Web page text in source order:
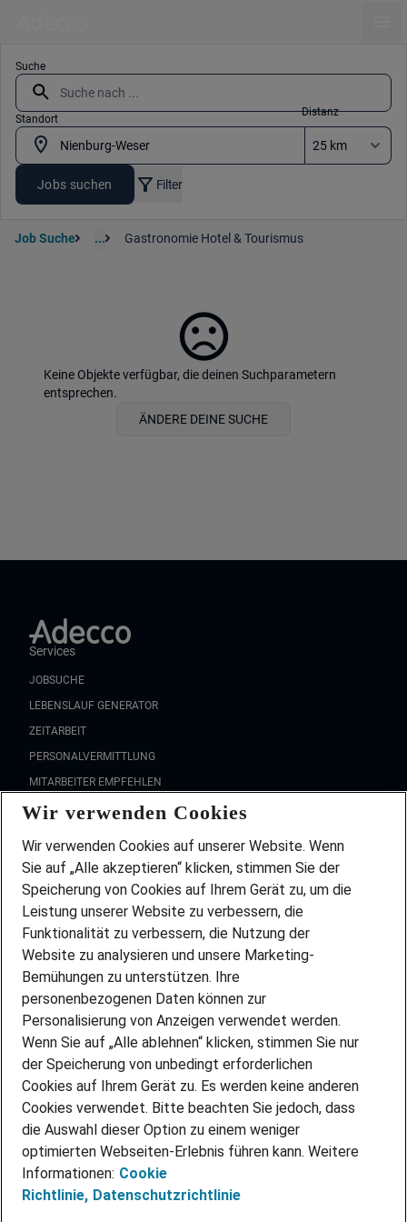
Suche
Standort
Distanz
Jobs suchen Filter
Job Suche ... Gastronomie Hotel & Tourismus
Keine Objekte verfügbar, die deinen Suchparametern
entsprechen.
ÄNDERE DEINE SUCHE
Services
JOBSUCHE
LEBENSLAUF GENERATOR
ZEITARBEIT
PERSONALVERMITTLUNG
MITARBEITER EMPFEHLEN
FAQ
Wir stellen ein!
DEINE BERUFSGRUPPE
DEINE LEBENSSITUATION
PARTNERSHIP WITH AIRBUS
INITIATIV BEWERBEN
ÜBER UNS
STANDORTE
BLOG
PRESSE
KONTAKT
@Adecco 2026
IMPRESSUM
DATENSCHUTZ
Wir verwenden Cookies
Wir verwenden Cookies auf unserer Website. Wenn
Sie auf „Alle akzeptieren“ klicken, stimmen Sie der
Speicherung von Cookies auf Ihrem Gerät zu, um die
Leistung unserer Website zu verbessern, die
Funktionalität zu verbessern, die Nutzung der
Website zu analysieren und unsere Marketing-
Bemühungen zu unterstützen. Ihre
personenbezogenen Daten können zur
Personalisierung von Anzeigen verwendet werden.
Wenn Sie auf „Alle ablehnen“ klicken, stimmen Sie nur
der Speicherung von unbedingt erforderlichen
Cookies auf Ihrem Gerät zu. Es werden keine anderen
Cookies verwendet. Bitte beachten Sie jedoch, dass
die Auswahl dieser Option zu einem weniger
optimierten Webseiten-Erlebnis führen kann. Weitere
Informationen: Cookie
Richtlinie, Datenschutzrichtlinie